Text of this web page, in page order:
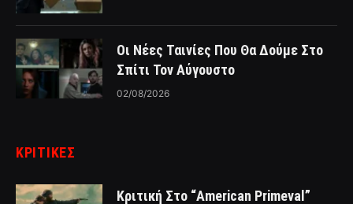
Οι Νέες Ταινίες Που Θα Δούμε Στο
Σπίτι Τον Αύγουστο
02/08/2026
ΚΡΙΤΙΚΈΣ
Κριτική Στο “American Primeval”